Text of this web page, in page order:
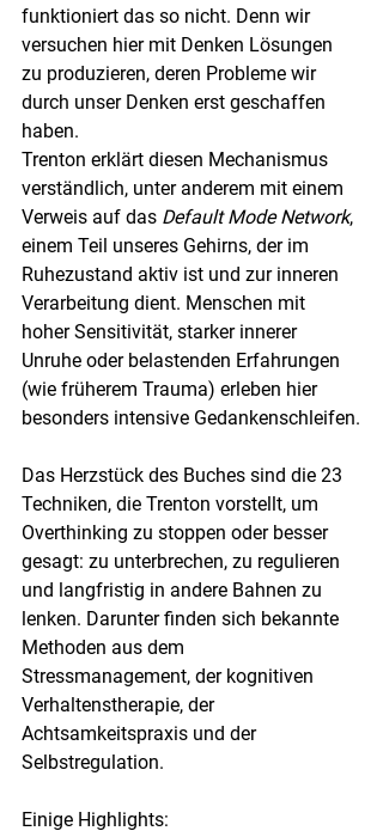
funktioniert das so nicht. Denn wir
versuchen hier mit Denken Lösungen
zu produzieren, deren Probleme wir
durch unser Denken erst geschaffen
haben.
Trenton erklärt diesen Mechanismus
verständlich, unter anderem mit einem
Verweis auf das Default Mode Network,
einem Teil unseres Gehirns, der im
Ruhezustand aktiv ist und zur inneren
Verarbeitung dient. Menschen mit
hoher Sensitivität, starker innerer
Unruhe oder belastenden Erfahrungen
(wie früherem Trauma) erleben hier
besonders intensive Gedankenschleifen.
Das Herzstück des Buches sind die 23
Techniken, die Trenton vorstellt, um
Overthinking zu stoppen oder besser
gesagt: zu unterbrechen, zu regulieren
und langfristig in andere Bahnen zu
lenken. Darunter finden sich bekannte
Methoden aus dem
Stressmanagement, der kognitiven
Verhaltenstherapie, der
Achtsamkeitspraxis und der
Selbstregulation.
Einige Highlights: